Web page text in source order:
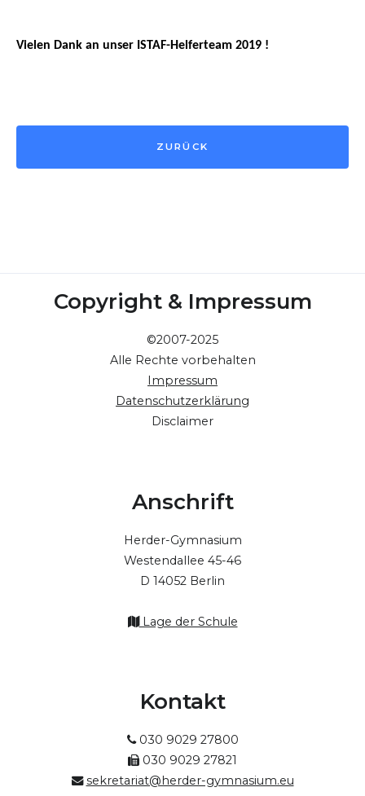
Vielen Dank an unser ISTAF-Helferteam 2019 !
ZURÜCK
Copyright & Impressum
©2007-2025
Alle Rechte vorbehalten
Impressum
Datenschutzerklärung
Disclaimer
Anschrift
Herder-Gymnasium
Westendallee 45-46
D 14052 Berlin
Lage der Schule
Kontakt
030 9029 27800
030 9029 27821
sekretariat@herder-gymnasium.eu